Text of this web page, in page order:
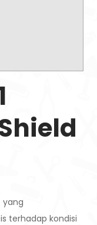
yang
terhadap kondisi